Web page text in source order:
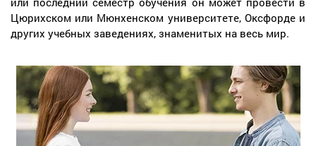
Цюрихском или Мюнхенском университете, Оксфорде и
других учебных заведениях, знаменитых на весь мир.